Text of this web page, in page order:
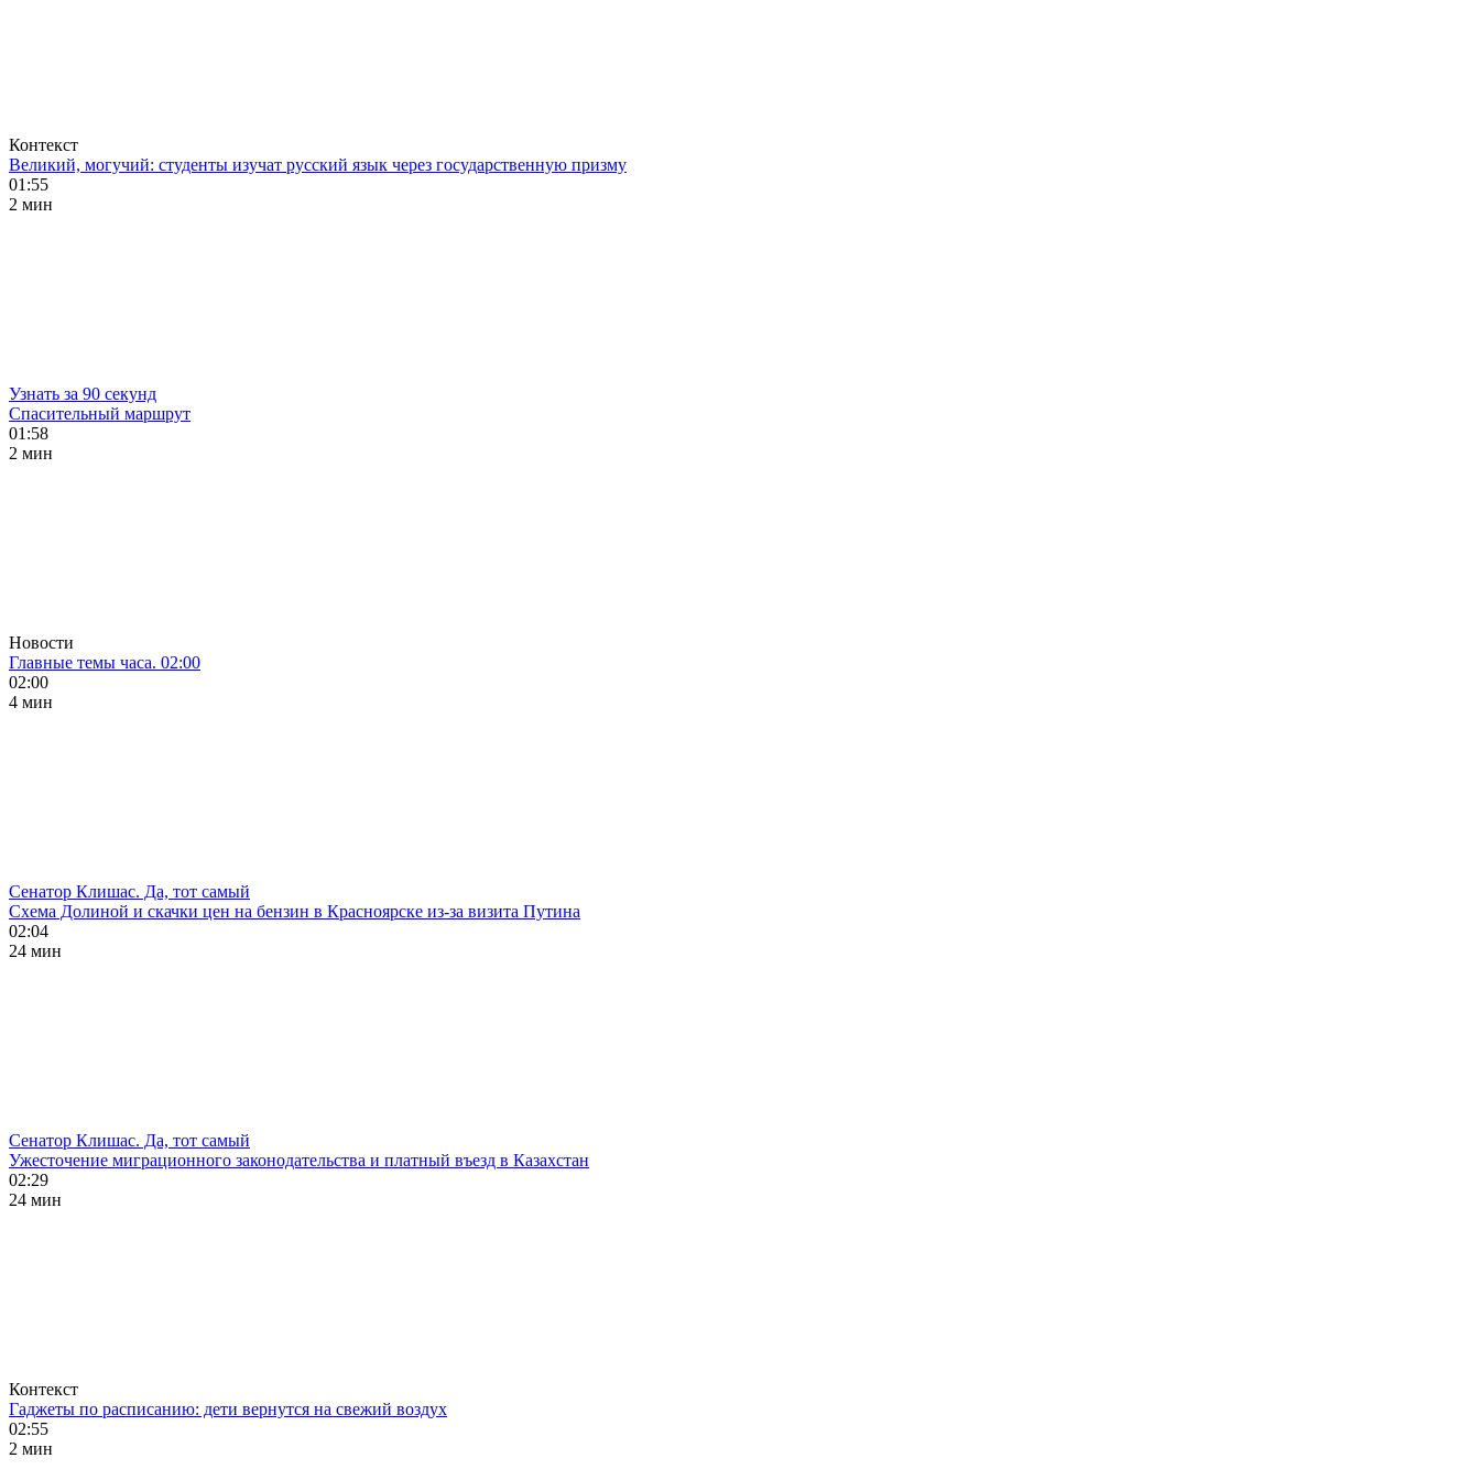
Контекст
Великий, могучий: студенты изучат русский язык через государственную призму
01:55
2 мин
Узнать за 90 секунд
Спасительный маршрут
01:58
2 мин
Новости
Главные темы часа. 02:00
02:00
4 мин
Сенатор Клишас. Да, тот самый
Схема Долиной и скачки цен на бензин в Красноярске из-за визита Путина
02:04
24 мин
Сенатор Клишас. Да, тот самый
Ужесточение миграционного законодательства и платный въезд в Казахстан
02:29
24 мин
Контекст
Гаджеты по расписанию: дети вернутся на свежий воздух
02:55
2 мин